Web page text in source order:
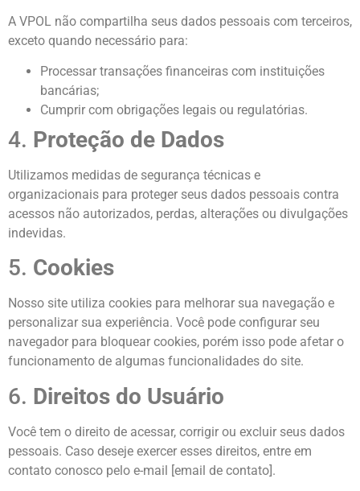
A VPOL não compartilha seus dados pessoais com terceiros,
exceto quando necessário para:
Processar transações financeiras com instituições
bancárias;
Cumprir com obrigações legais ou regulatórias.
4. Proteção de Dados
Utilizamos medidas de segurança técnicas e
organizacionais para proteger seus dados pessoais contra
acessos não autorizados, perdas, alterações ou divulgações
indevidas.
5. Cookies
Nosso site utiliza cookies para melhorar sua navegação e
personalizar sua experiência. Você pode configurar seu
navegador para bloquear cookies, porém isso pode afetar o
funcionamento de algumas funcionalidades do site.
6. Direitos do Usuário
Você tem o direito de acessar, corrigir ou excluir seus dados
pessoais. Caso deseje exercer esses direitos, entre em
contato conosco pelo e-mail [email de contato].